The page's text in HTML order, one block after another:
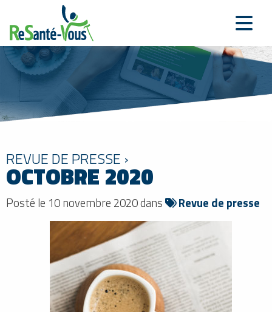
REVUE DE PRESSE ›
OCTOBRE 2020
Posté le 10 novembre 2020 dans Revue de presse